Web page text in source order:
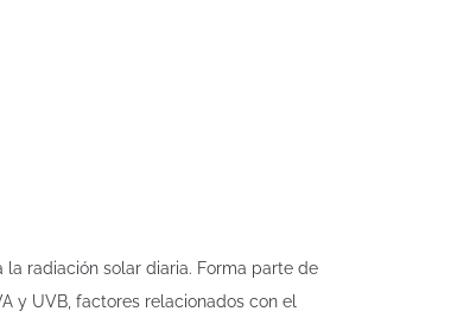
radiación solar diaria. Forma parte de
y UVB, factores relacionados con el